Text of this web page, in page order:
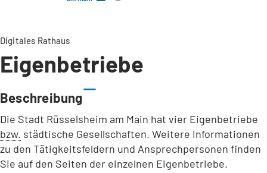
Digitales Rathaus
Eigenbetriebe
Beschreibung
Die Stadt Rüsselsheim am Main hat vier Eigenbetriebe
bzw. städtische Gesellschaften. Weitere Informationen
zu den Tätigkeitsfeldern und Ansprechpersonen finden
Sie auf den Seiten der einzelnen Eigenbetriebe.